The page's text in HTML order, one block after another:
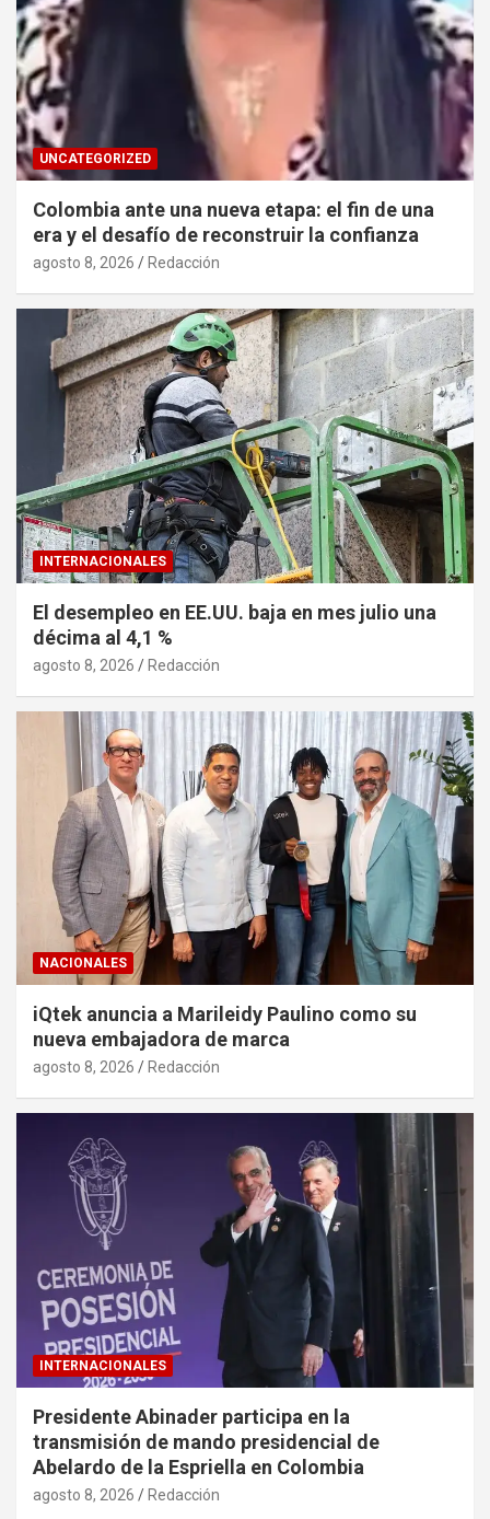
UNCATEGORIZED
Colombia ante una nueva etapa: el fin de una
era y el desafío de reconstruir la confianza
agosto 8, 2026 Redacción
INTERNACIONALES
El desempleo en EE.UU. baja en mes julio una
décima al 4,1 %
agosto 8, 2026 Redacción
NACIONALES
iQtek anuncia a Marileidy Paulino como su
nueva embajadora de marca
agosto 8, 2026 Redacción
INTERNACIONALES
Presidente Abinader participa en la
transmisión de mando presidencial de
Abelardo de la Espriella en Colombia
agosto 8, 2026 Redacción